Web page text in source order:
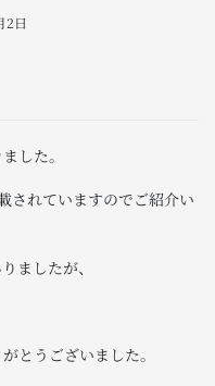
2日
した。
されていますのでご紹介い
ましたが、
とうございました。